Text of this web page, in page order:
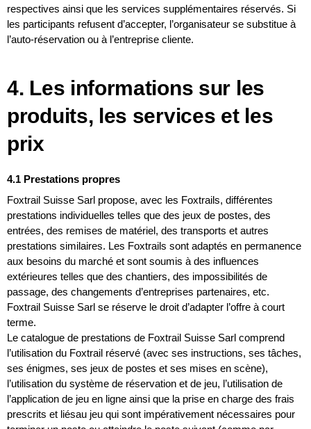
respectives ainsi que les services supplémentaires réservés. Si
les participants refusent d’accepter, l’organisateur se substitue à
l’auto-réservation ou à l’entreprise cliente.
4. Les informations sur les
produits, les services et les
prix
4.1 Prestations propres
Foxtrail Suisse Sarl propose, avec les Foxtrails, différentes
prestations individuelles telles que des jeux de postes, des
entrées, des remises de matériel, des transports et autres
prestations similaires. Les Foxtrails sont adaptés en permanence
aux besoins du marché et sont soumis à des influences
extérieures telles que des chantiers, des impossibilités de
passage, des changements d’entreprises partenaires, etc.
Foxtrail Suisse Sarl se réserve le droit d’adapter l’offre à court
terme.
Le catalogue de prestations de Foxtrail Suisse Sarl comprend
l’utilisation du Foxtrail réservé (avec ses instructions, ses tâches,
ses énigmes, ses jeux de postes et ses mises en scène),
l’utilisation du système de réservation et de jeu, l’utilisation de
l’application de jeu en ligne ainsi que la prise en charge des frais
prescrits et liésau jeu qui sont impérativement nécessaires pour